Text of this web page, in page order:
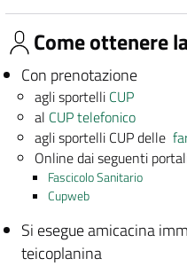
Come ottenere
Con prenotazione
agli sportelli CUP
al CUP telefonico
agli sportelli CUP delle
Online dai seguenti
Fascicolo Sanitario
Cupweb
Si esegue amicacina
teicoplanina